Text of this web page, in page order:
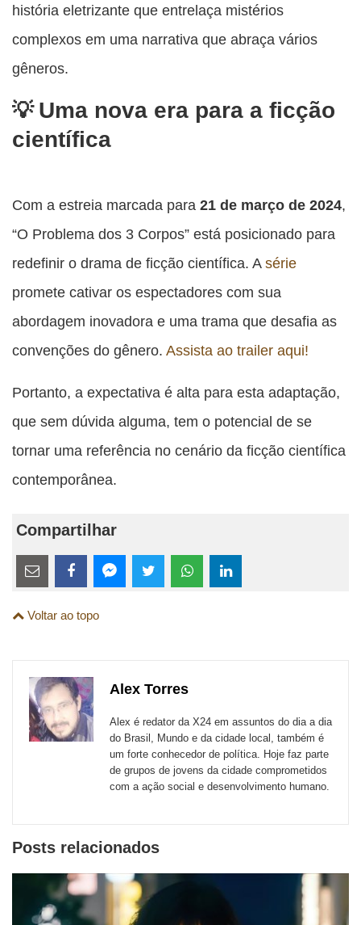
história eletrizante que entrelaça mistérios
complexos em uma narrativa que abraça vários
gêneros.
Uma nova era para a ficção
científica
Com a estreia marcada para 21 de março de 2024,
“O Problema dos 3 Corpos” está posicionado para
redefinir o drama de ficção científica. Asérie
promete cativar os espectadores com sua
abordagem inovadora e uma trama que desafia as
convenções do gênero. Assista ao trailer aqui!
Portanto, a expectativa é alta para esta adaptação,
que sem dúvida alguma, tem o potencial de se
tornar uma referência no cenário da ficção científica
contemporânea.
Compartilhar
Estes
links
são
sites
externos
esta
Email
esta
FacebookMessenger
TwitterWhatsApp
Voltar ao topo
Alex Torres
Alex é redator da X24 em assuntos do dia a dia
do Brasil, Mundo e da cidade local, também é
um forte conhecedor de política. Hoje faz parte
de grupos de jovens da cidade comprometidos
com a ação social e desenvolvimento humano.
Posts relacionados